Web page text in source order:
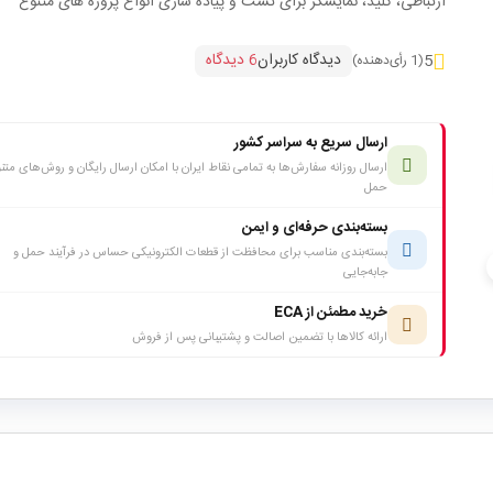
5(1 رأی‌دهنده) دیدگاه کاربران6 دیدگاه
ارسال سریع به سراسر کشور
ارسال روزانه سفارش‌ها به تمامی نقاط ایران با امکان ارسال رایگان و روش‌های
حمل
بسته‌بندی حرفه‌ای و ایمن
بسته‌بندی مناسب برای محافظت از قطعات الکترونیکی حساس در فرآیند حمل و
جابه‌جایی
خرید مطمئن از ECA
ارائه کالاها با تضمین اصالت و پشتیبانی پس از فروش